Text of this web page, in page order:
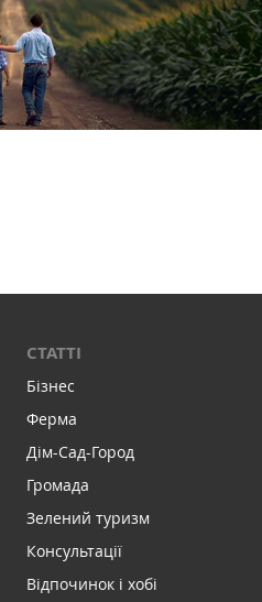
СТАТТІ
Бізнес
Ферма
Дім-Сад-Город
Громада
Зелений туризм
Консультації
Відпочинок і хобі